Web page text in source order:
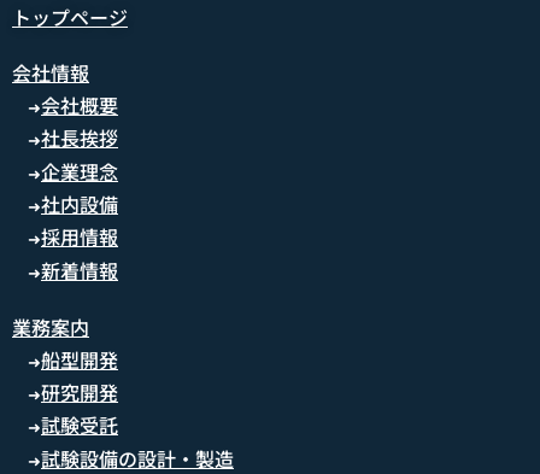
トップページ
会社情報
➜会社概要
➜社長挨拶
➜企業理念
➜社内設備
➜採用情報
➜新着情報
業務案内
➜船型開発
➜研究開発
➜試験受託
➜試験設備の設計・製造